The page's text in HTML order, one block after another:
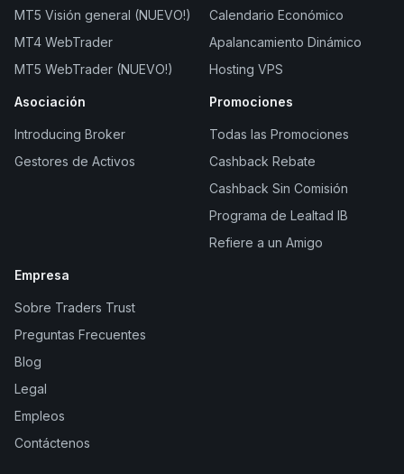
MT5 Visión general (NUEVO!)
MT4 WebTrader
MT5 WebTrader (NUEVO!)
Calendario Económico
Apalancamiento Dinámico
Hosting VPS
Asociación
Introducing Broker
Gestores de Activos
Promociones
Todas las Promociones
Cashback Rebate
Cashback Sin Comisión
Programa de Lealtad IB
Refiere a un Amigo
Empresa
Sobre Traders Trust
Preguntas Frecuentes
Blog
Legal
Empleos
Contáctenos